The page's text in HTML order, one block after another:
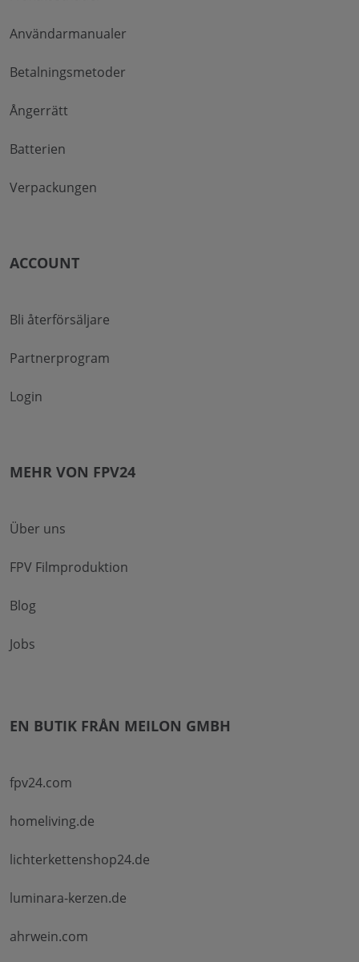
Användarmanualer
Betalningsmetoder
Ångerrätt
Batterien
Verpackungen
ACCOUNT
Bli återförsäljare
Partnerprogram
Login
MEHR VON FPV24
Über uns
FPV Filmproduktion
Blog
Jobs
EN BUTIK FRÅN MEILON GMBH
fpv24.com
homeliving.de
lichterkettenshop24.de
luminara-kerzen.de
ahrwein.com